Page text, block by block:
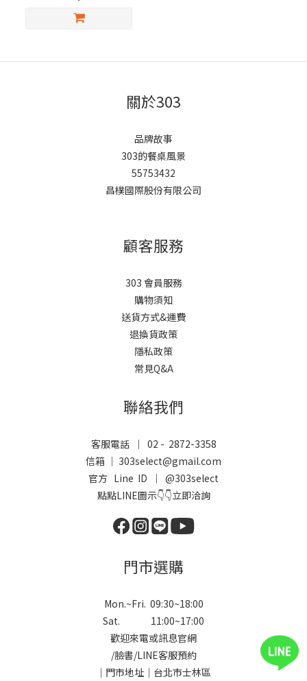
關於303
品牌故事
303的餐桌風景
55753432
昌樸國際股份有限公司
顧客服務
303 會員服務
購物須知
送貨方式&運費
退換貨政策
隱私政策
常見Q&A
聯絡我們
客服電話 ｜ 02 - 2872-3358
信箱 ｜ 303select@gmail.com
官方 Line ID ｜ @303select
點點LINE圖示👇👇立即洽詢
門市選購
Mon.~Fri. 09:30~18:00
Sat. 11:00~17:00
歡迎來電或訊息官網
/臉書/LINE客服預約
｜門市地址｜台北市士林區